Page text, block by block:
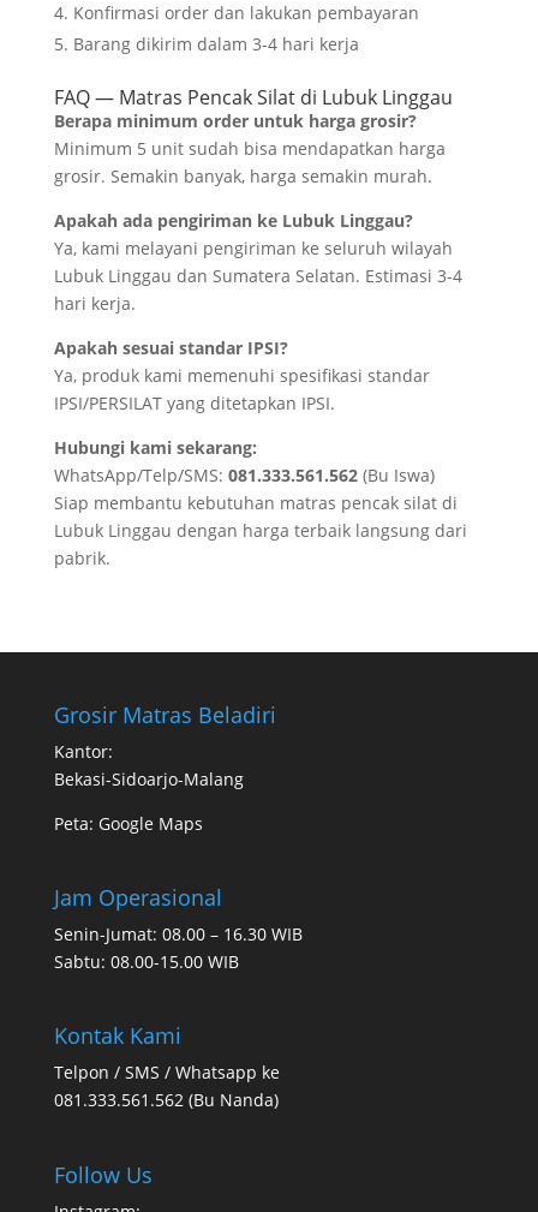
Konfirmasi order dan lakukan pembayaran
Barang dikirim dalam 3-4 hari kerja
FAQ — Matras Pencak Silat di Lubuk Linggau
Berapa minimum order untuk harga grosir?
Minimum 5 unit sudah bisa mendapatkan harga
grosir. Semakin banyak, harga semakin murah.
Apakah ada pengiriman ke Lubuk Linggau?
Ya, kami melayani pengiriman ke seluruh wilayah
Lubuk Linggau dan Sumatera Selatan. Estimasi 3-4
hari kerja.
Apakah sesuai standar IPSI?
Ya, produk kami memenuhi spesifikasi standar
IPSI/PERSILAT yang ditetapkan IPSI.
Hubungi kami sekarang:
WhatsApp/Telp/SMS: 081.333.561.562(Bu Iswa)
Siap membantu kebutuhan matras pencak silat di
Lubuk Linggau dengan harga terbaik langsung dari
pabrik.
Grosir Matras Beladiri
Kantor:
Bekasi-Sidoarjo-Malang
Peta: Google Maps
Jam Operasional
Senin-Jumat: 08.00 – 16.30 WIB
Sabtu: 08.00-15.00 WIB
Kontak Kami
Telpon / SMS / Whatsapp ke
081.333.561.562 (Bu Nanda)
Follow Us